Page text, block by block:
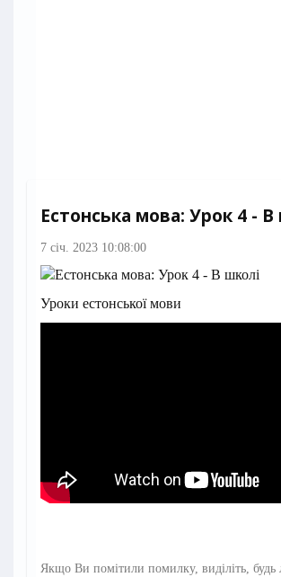
Естонська мова: Урок 4 - В
7 січ. 2023 10:08:00
Уроки естонської мови
Якщо Ви помітили помилку, виділіть, будь